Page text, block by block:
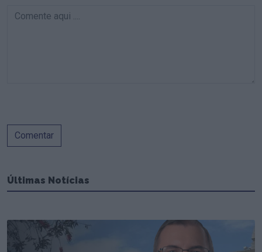
Comentar
Últimas Notícias